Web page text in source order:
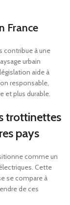
France
contribue à une
urbain
aide à
responsable,
et plus durable.
trottinettes
pays
comme un
Cette
se compare à
de ces